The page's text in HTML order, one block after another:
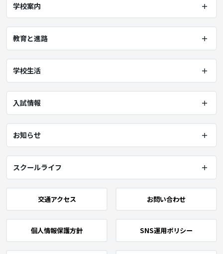
学校案内
教育と進路
学校生活
入試情報
お知らせ
スクールライフ
交通アクセス お問い合わせ
個人情報保護方針 SNS運用ポリシー